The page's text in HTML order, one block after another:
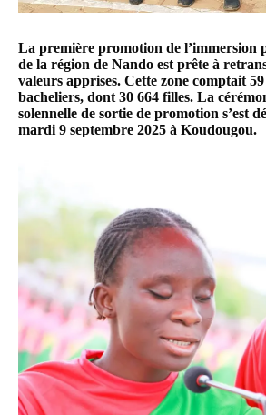
La première promotion de l’immersion
de la région de Nando est prête à
valeurs apprises. Cette zone comptait
bacheliers, dont 30 664 filles. La
solennelle de sortie de promotion s’est
mardi 9 septembre 2025 à Koudougou.